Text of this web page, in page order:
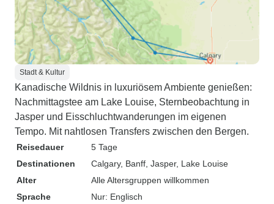
Stadt & Kultur
Kanadische Wildnis in luxuriösem Ambiente genießen:
Nachmittagstee am Lake Louise, Sternbeobachtung in
Jasper und Eisschluchtwanderungen im eigenen
Tempo. Mit nahtlosen Transfers zwischen den Bergen.
Reisedauer
5 Tage
Destinationen
Calgary, Banff , Jasper, Lake Louise
Alter
Alle Altersgruppen willkommen
Sprache
Nur: Englisch